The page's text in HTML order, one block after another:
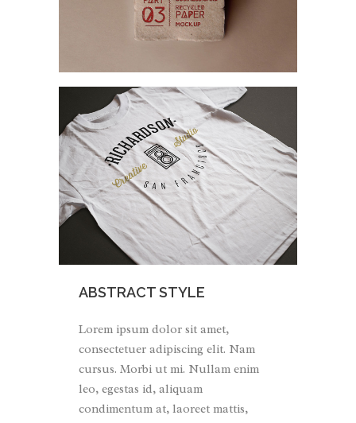
ABSTRACT STYLE
Lorem ipsum dolor sit amet,
consectetuer adipiscing elit. Nam
cursus. Morbi ut mi. Nullam enim
leo, egestas id, aliquam
condimentum at, laoreet mattis,